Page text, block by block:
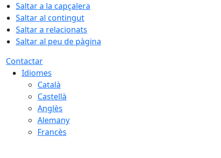
Saltar a la capçalera
Saltar al contingut
Saltar a relacionats
Saltar al peu de pàgina
Contactar
Idiomes
Català
Castellà
Anglès
Alemany
Francès